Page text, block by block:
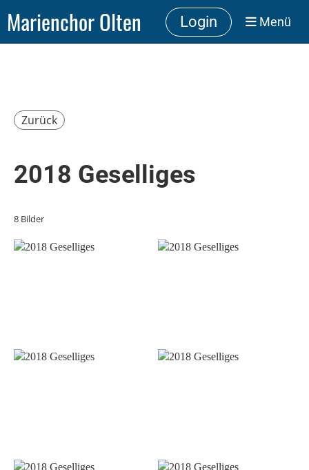
Marienchor Olten Login Menü
Zurück
2018 Geselliges
8 Bilder